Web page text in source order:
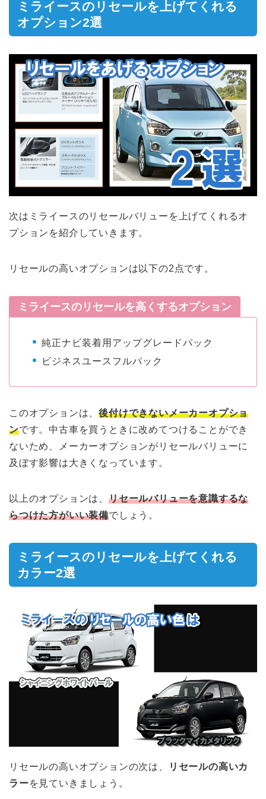
ミライースのリセールを上げてくれる
オプション2選
次はミライースのリセールバリューを上げてくれるオ
プションを紹介していきます。
リセールの高いオプションは以下の2点です。
ミライースのリセールを高くするオプション
純正ナビ装着用アップグレードパック
ビジネスユースフルパック
このオプションは、後付けできないメーカーオプショ
ンです。中古車を買うときに改めてつけることができ
ないため、メーカーオプションがリセールバリューに
及ぼす影響は大きくなっています。
以上のオプションは、 リセールバリューを意識するな
らつけた方がいい装備でしょう。
ミライースのリセールを上げてくれる
カラー2選
リセールの高いオプションの次は、
リセールの高いカ
ラーを見ていきましょう。